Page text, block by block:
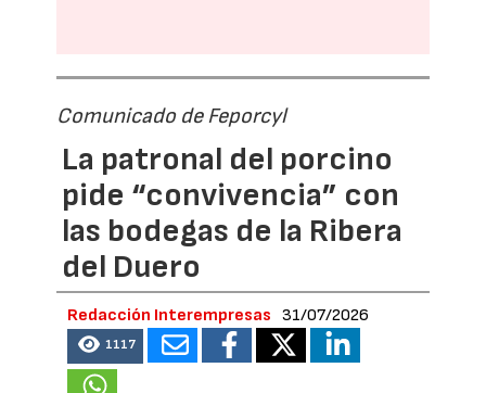
Comunicado de Feporcyl
La patronal del porcino
pide “convivencia” con
las bodegas de la Ribera
del Duero
Redacción Interempresas 31/07/2026
1117